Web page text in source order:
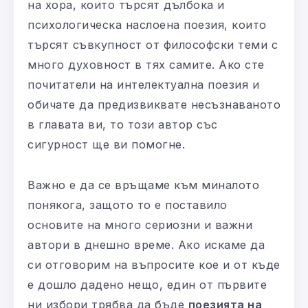
на хора, които търсят дълбока и
психологическа наслоена поезия, които
търсят съвкупност от философски теми с
много духовност в тях самите. Ако сте
почитатели на интелектуална поезия и
обичате да предизвиквате несъзнаваното
в главата ви, то този автор със
сигурност ще ви помогне.
Важно е да се връщаме към миналото
понякога, защото то е поставило
основите на много сериозни и важни
автори в днешно време. Ако искаме да
си отговорим на въпросите кое и от къде
е дошло дадено нещо, един от първите
ни избори трябва да бъде поезията на